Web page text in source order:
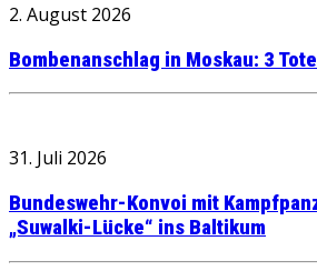
2. August 2026
Bombenanschlag in Moskau: 3
31. Juli 2026
Bundeswehr-Konvoi mit
„Suwalki-Lücke“ ins Baltikum